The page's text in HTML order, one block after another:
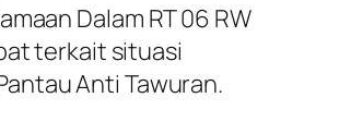
Dalam RT 06 RW
terkait situasi
Anti Tawuran.